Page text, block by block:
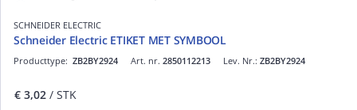
SCHNEIDER ELECTRIC
Schneider Electric ETIKET MET SYMBOOL
Art. nr. 2850112213
Producttype: ZB2BY2924 Lev. Nr.: ZB2BY2924
€ 3,02 / STK